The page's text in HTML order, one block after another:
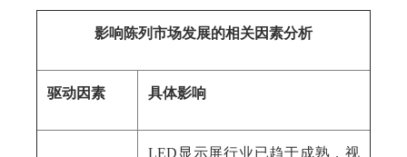
影响陈列市场发展的相关因素分析
驱动因素 具体影响
LED显示屏行业已趋于成熟，视